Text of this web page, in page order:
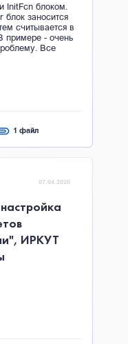
InitFcn блоком.
заносится
считывается в
примере - очень
Все
1 файл
07.04.2020
ИРКУТ